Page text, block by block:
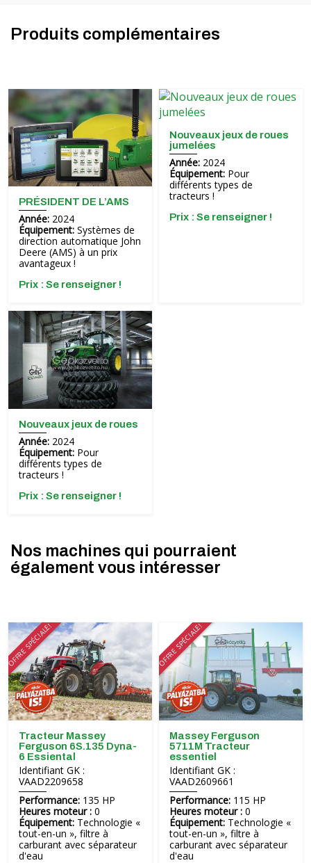
Produits complémentaires
PRÉSIDENT DE L’AMS
Année: 2024
Équipement: Systèmes de
direction automatique John
Deere (AMS) à un prix
avantageux !
Prix ​​: Se renseigner !
Nouveaux jeux de roues
jumelées
Année: 2024
Équipement: Pour
différents types de
tracteurs !
Prix ​​: Se renseigner !
Nouveaux jeux de roues
Année: 2024
Équipement: Pour
différents types de
tracteurs !
Prix ​​: Se renseigner !
Nos machines qui pourraient
également vous intéresser
OFFRE SPÉCIALE!
Tracteur Massey
Ferguson 6S.135 Dyna-
6 Essiental
Identifiant GK :
VAAD2209658
Performance: 135 HP
Heures moteur : 0
Équipement: Technologie «
tout-en-un », filtre à
carburant avec séparateur
d'eau
OFFRE SPÉCIALE!
Massey Ferguson
5711M Tracteur
essentiel
Identifiant GK :
VAAD2609661
Performance: 115 HP
Heures moteur : 0
Équipement: Technologie «
tout-en-un », filtre à
carburant avec séparateur
d'eau